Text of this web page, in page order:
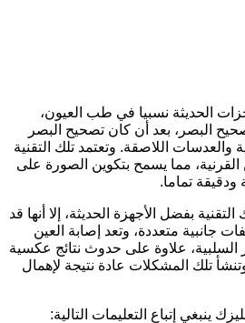
الحديثة نسبيا في طب العيون،
البصر، بعد أن كان تصحيح البصر
اللاصقة. وتعتمد تلك التقنية
مما يسمح بتكوين الصورة على
تماما.
بفضل الأجهزة الحديثة، إلا أنها قد
متعددة، وتعد إصابة العين
السلبية، علاوة على حدوث نتائج عكسية
تلك المشكلات عادة نتيجة لإهمال
ينبغي إتباع التعليمات التالية: